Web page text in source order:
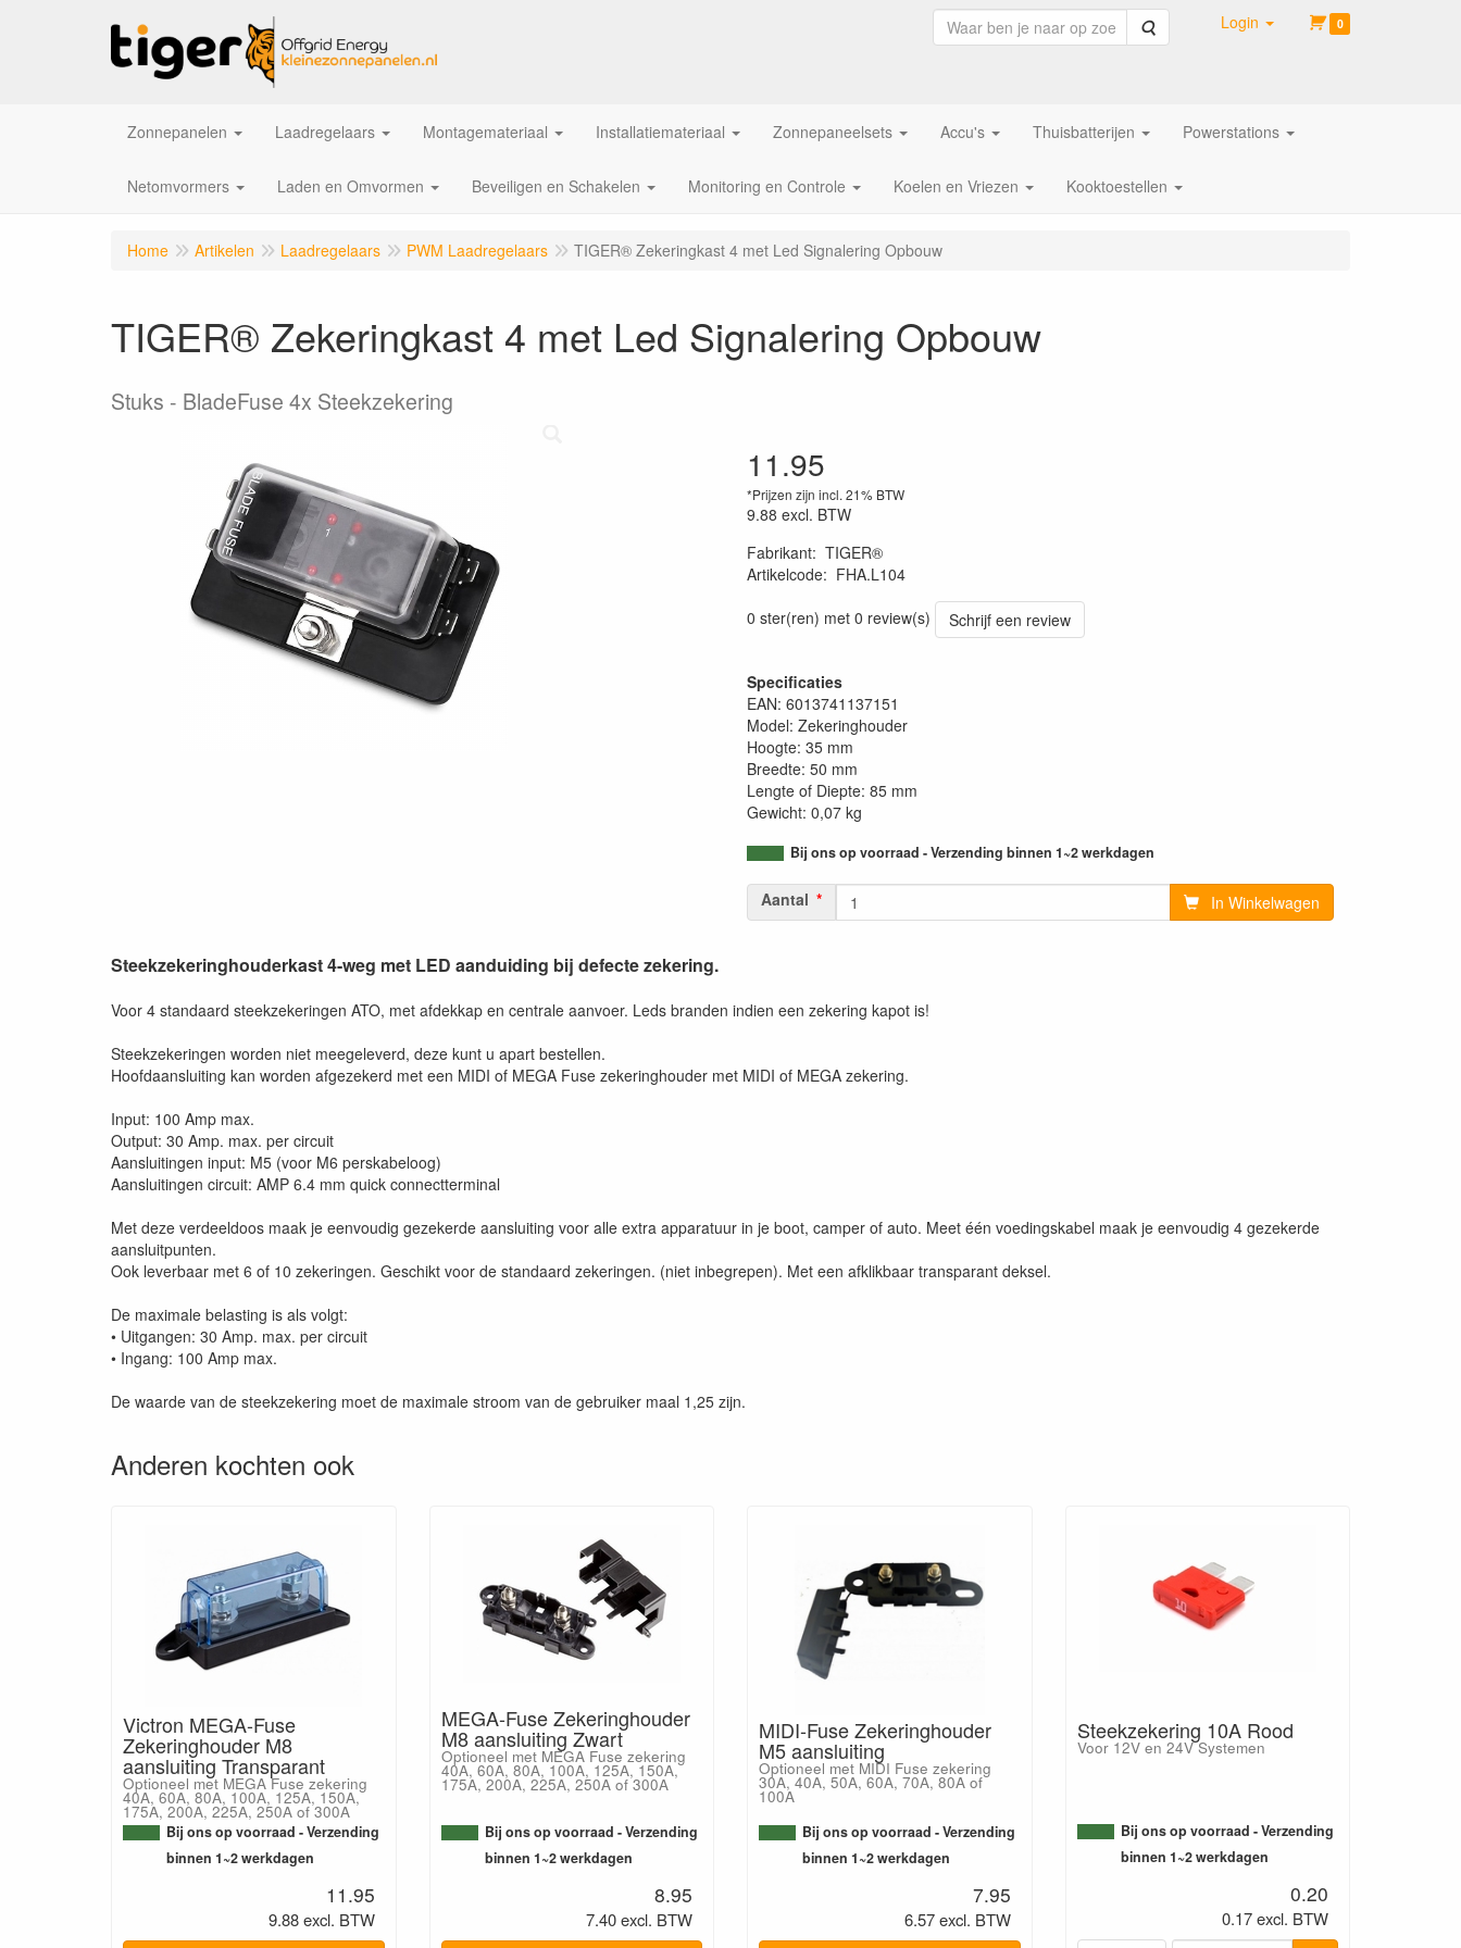
Zoeken Login 0
Zonnepanelen Laadregelaars Montagemateriaal Installatiemateriaal Zonnepaneelsets Accu's Thuisbatterijen Powerstations
Netomvormers Laden en Omvormen Beveiligen en Schakelen Monitoring en Controle Koelen en Vriezen Kooktoestellen
Home Artikelen Laadregelaars PWM Laadregelaars TIGER® Zekeringkast 4 met Led Signalering Opbouw
TIGER® Zekeringkast 4 met Led Signalering Opbouw
Stuks BladeFuse 4x Steekzekering
11.95
*Prijzen zijn incl. 21% BTW
9.88 excl. BTW
Fabrikant: TIGER®
Artikelcode: FHA.L104
0 ster(ren) met 0 review(s)
Schrijf een review
Specificaties
EAN: 6013741137151
Model: Zekeringhouder
Hoogte: 35 mm
Breedte: 50 mm
Lengte of Diepte: 85 mm
Gewicht: 0,07 kg
Bij ons op voorraad - Verzending binnen 1~2 werkdagen
Aantal In Winkelwagen
Steekzekeringhouderkast 4-weg met LED aanduiding bij defecte zekering.
Voor 4 standaard steekzekeringen ATO, met afdekkap en centrale aanvoer. Leds branden indien een zekering kapot is!
Steekzekeringen worden niet meegeleverd, deze kunt u apart bestellen.
Hoofdaansluiting kan worden afgezekerd met een MIDI of MEGA Fuse zekeringhouder met MIDI of MEGA zekering.
Input: 100 Amp max.
Output: 30 Amp. max. per circuit
Aansluitingen input: M5 (voor M6 perskabeloog)
Aansluitingen circuit: AMP 6.4 mm quick connectterminal
Met deze verdeeldoos maak je eenvoudig gezekerde aansluiting voor alle extra apparatuur in je boot, camper of auto. Meet één voedingskabel maak je eenvoudig 4 gezekerde
aansluitpunten.
Ook leverbaar met 6 of 10 zekeringen. Geschikt voor de standaard zekeringen. (niet inbegrepen). Met een afklikbaar transparant deksel.
De maximale belasting is als volgt:
• Uitgangen: 30 Amp. max. per circuit
• Ingang: 100 Amp max.
De waarde van de steekzekering moet de maximale stroom van de gebruiker maal 1,25 zijn.
Anderen kochten ook
Victron MEGA-Fuse
Zekeringhouder M8
aansluiting Transparant
Optioneel met MEGA Fuse zekering
40A, 60A, 80A, 100A, 125A, 150A,
175A, 200A, 225A, 250A of 300A
Bij ons op voorraad - Verzending
binnen 1~2 werkdagen
11.95
9.88 excl. BTW
MEGA-Fuse Zekeringhouder
M8 aansluiting Zwart
Optioneel met MEGA Fuse zekering
40A, 60A, 80A, 100A, 125A, 150A,
175A, 200A, 225A, 250A of 300A
Bij ons op voorraad - Verzending
binnen 1~2 werkdagen
8.95
7.40 excl. BTW
MIDI-Fuse Zekeringhouder
M5 aansluiting
Optioneel met MIDI Fuse zekering
30A, 40A, 50A, 60A, 70A, 80A of
100A
Bij ons op voorraad - Verzending
binnen 1~2 werkdagen
7.95
6.57 excl. BTW
Steekzekering 10A Rood
Voor 12V en 24V Systemen
Bij ons op voorraad - Verzending
binnen 1~2 werkdagen
0.20
0.17 excl. BTW